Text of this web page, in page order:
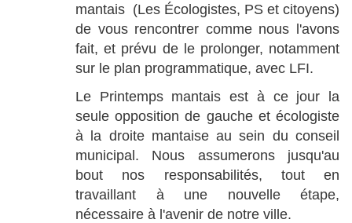
mantais (Les Écologistes, PS et citoyens)
de vous rencontrer comme nous l'avons
fait, et prévu de le prolonger, notamment
sur le plan programmatique, avec LFI.
Le Printemps mantais est à ce jour la
seule opposition de gauche et écologiste
à la droite mantaise au sein du conseil
municipal. Nous assumerons jusqu'au
bout nos responsabilités, tout en
travaillant à une nouvelle étape,
nécessaire à l'avenir de notre ville.